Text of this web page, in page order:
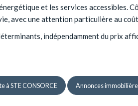
et les services accessibles.
avec une attention particulière au
indépendamment du prix
à STE CONSORCE Annonces